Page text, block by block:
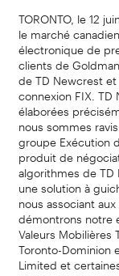
TORONTO, le 12
le marché
électronique de
clients de
de TD Newcrest
connexion FIX.
élaborées
nous sommes
groupe Exécution
produit de
algorithmes de
une solution à
nous associant
démontrons notre
Valeurs
Toronto-Dominion
Limited et